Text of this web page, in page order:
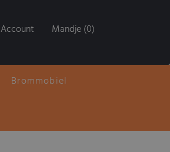
Account Mandje (0)
Brommobiel